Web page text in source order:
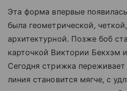
Эта форма впервые
была геометрической,
архитектурной. Позже боб
карточкой Виктории Бекхэм
Сегодня стрижка
линия становится мягче, с